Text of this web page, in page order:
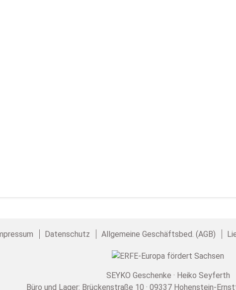
Datenschutz Allgemeine Geschäftsbed. (AGB)
SEYKO Geschenke · Heiko Seyferth
Büro und Lager: Brückenstraße 10 · 09337 Hohenstein-